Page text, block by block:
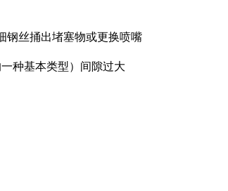
丝捅出堵塞物或更换喷嘴
种基本类型）间隙过大